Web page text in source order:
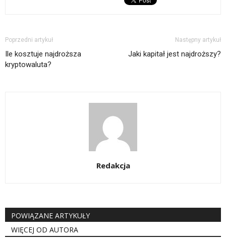
Poprzedni artykuł
Ile kosztuje najdroższa
kryptowaluta?
Następny artykuł
Jaki kapitał jest najdroższy?
Redakcja
POWIĄZANE ARTYKUŁY
WIĘCEJ OD AUTORA